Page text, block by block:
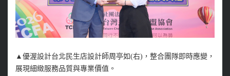
▲ 優渥設計台北民生店設計師周亭如(右)，整合團隊即時應變，
展現細緻服務品質與專業價值。